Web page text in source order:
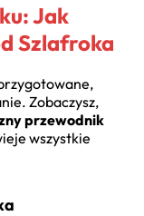
Jak
Szlafroka
Zobaczysz,
przewodnik
wszystkie